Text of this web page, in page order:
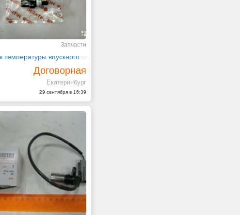
Запчасти
Датчик температуры впускного тракта 4651943 Hitach
Договорная
Екатеринбург
29 сентября в 16:39